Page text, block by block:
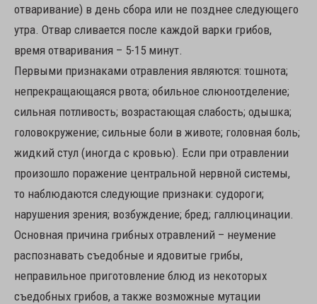
отваривание) в день сбора или не позднее следующего
утра. Отвар сливается после каждой варки грибов,
время отваривания – 5-15 минут.
Первыми признаками отравления являются: тошнота;
непрекращающаяся рвота; обильное слюноотделение;
сильная потливость; возрастающая слабость; одышка;
головокружение; сильные боли в животе; головная боль;
жидкий стул (иногда с кровью). Если при отравлении
произошло поражение центральной нервной системы,
то наблюдаются следующие признаки: судороги;
нарушения зрения; возбуждение; бред; галлюцинации.
Основная причина грибных отравлений – неумение
распознавать съедобные и ядовитые грибы,
неправильное приготовление блюд из некоторых
съедобных грибов, а также возможные мутации